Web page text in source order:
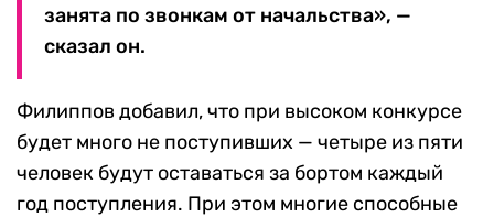
занята по звонкам от начальства», —
сказал он.
Филиппов добавил, что при высоком конкурсе
будет много не поступивших — четыре из пяти
человек будут оставаться за бортом каждый
год поступления. При этом многие способные